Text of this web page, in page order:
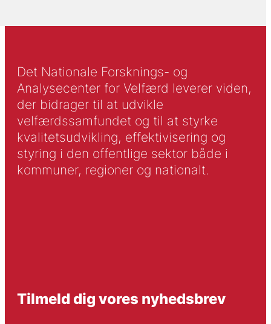
Det Nationale Forsknings- og
Analysecenter for Velfærd leverer viden,
der bidrager til at udvikle
velfærdssamfundet og til at styrke
kvalitetsudvikling, effektivisering og
styring i den offentlige sektor både i
kommuner, regioner og nationalt.
Tilmeld dig vores nyhedsbrev